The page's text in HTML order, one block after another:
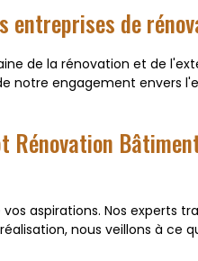
entreprises de
de la rénovation et de
engagement envers
Rénovation
aspirations. Nos experts
nous veillons à ce